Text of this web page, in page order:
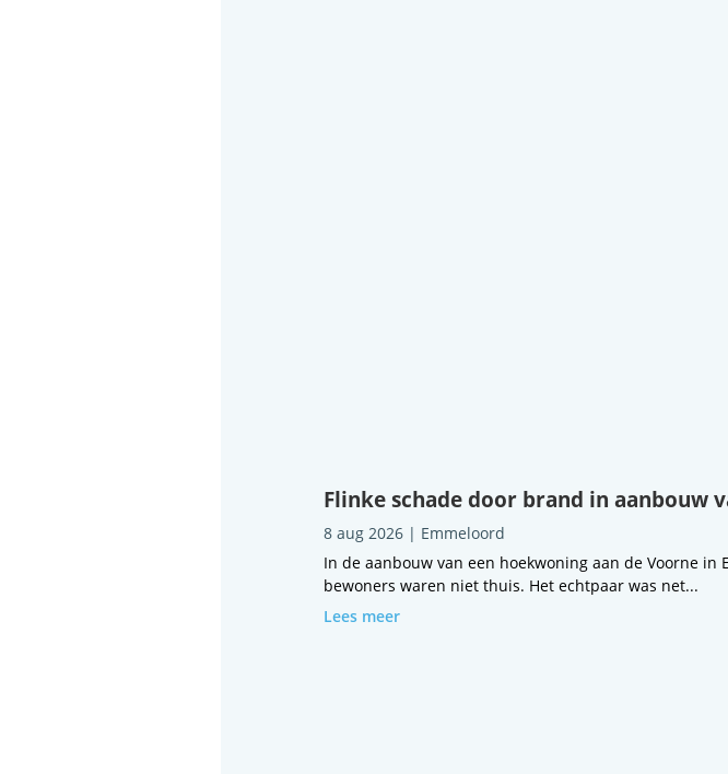
Flinke schade door brand in aanbouw
8 aug 2026| Emmeloord
In de aanbouw van een hoekwoning aan de Voorne
bewoners waren niet thuis. Het echtpaar was net...
Lees meer